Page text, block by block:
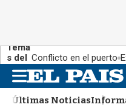
Tema
s del
día:
Conflicto en el puerto
n
uÚltimas Noticias